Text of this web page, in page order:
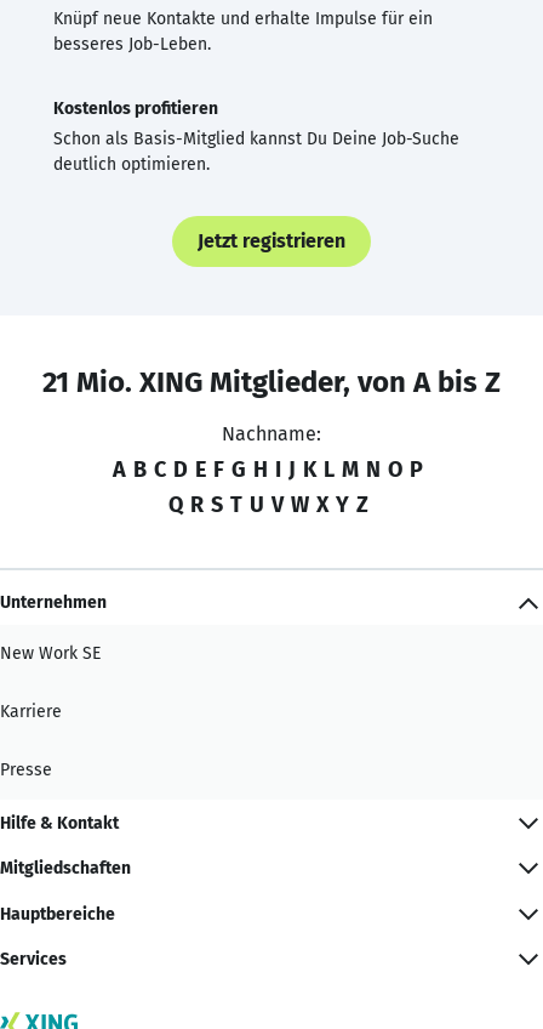
Knüpf neue Kontakte und erhalte Impulse für ein
besseres Job-Leben.
Kostenlos profitieren
Schon als Basis-Mitglied kannst Du Deine Job-Suche
deutlich optimieren.
Jetzt registrieren
21 Mio. XING Mitglieder, von A bis Z
Nachname:
A B C D E F G H I J K L M N O P
Q R S T U V W X Y Z
Unternehmen
New Work SE
Karriere
Presse
Hilfe & Kontakt
Mitgliedschaften
Hauptbereiche
Services